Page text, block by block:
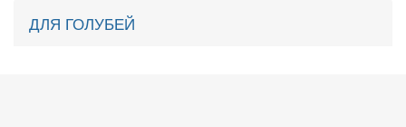
ДЛЯ ГОЛУБЕЙ